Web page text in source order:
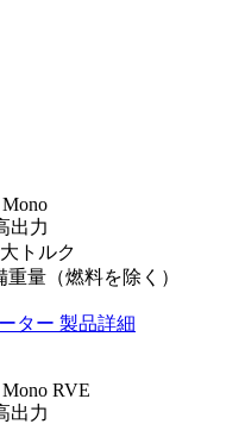
Mono
出力
トルク
重量（燃料を除く）
ター 製品詳細
RVE
出力